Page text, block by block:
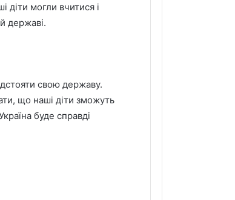
діти могли вчитися і
державі.
свою державу.
що наші діти зможуть
буде справді
відшкодували майже 3